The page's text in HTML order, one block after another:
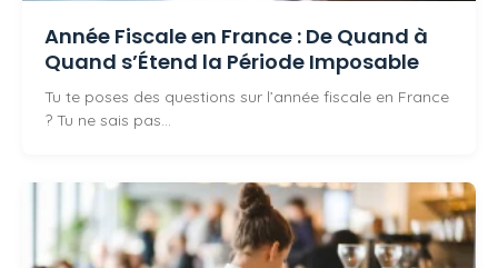
Année Fiscale en France : De Quand à
Quand s’Étend la Période Imposable
Tu te poses des questions sur l’année fiscale en France
? Tu ne sais pas…